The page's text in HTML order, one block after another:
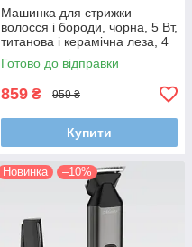
Машинка для стрижки
волосся і бороди, чорна, 5 Вт,
титанова і керамічна леза, 4
насадки, акумуляторна (Li-
ion)
Готово до відправки
859 ₴ 959 ₴
Купити
Новинка –10%